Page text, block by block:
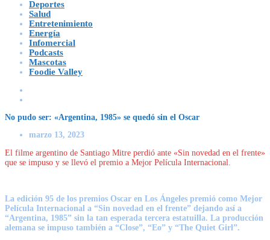
Deportes
Salud
Entretenimiento
Energía
Infomercial
Podcasts
Mascotas
Foodie Valley
No pudo ser: «Argentina, 1985» se quedó sin el Oscar
marzo 13, 2023
El filme argentino de Santiago Mitre perdió ante «Sin novedad en el frente»
que se impuso y se llevó el premio a Mejor Película Internacional.
La edición 95 de los premios Oscar en Los Ángeles premió como Mejor
Película Internacional a “Sin novedad en el frente” dejando así a
“Argentina, 1985” sin la tan esperada tercera estatuilla. La producción
alemana se impuso también a “Close”, “Eo” y “The Quiet Girl”.